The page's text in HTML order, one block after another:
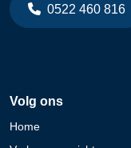
0522 460 816
Volg ons
Home